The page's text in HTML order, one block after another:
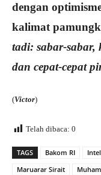
dengan
kalimat
tadi: sabar-sabar,
dan cepat-cepat
(Victor)
Telah dibaca: 0
TAGS Bakom RI
Maruarar Sirait